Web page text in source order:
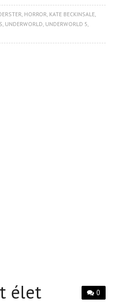
, HORROR, KATE BECKINSALE,
, UNDERWORLD, UNDERWORLD 5,
0
élet